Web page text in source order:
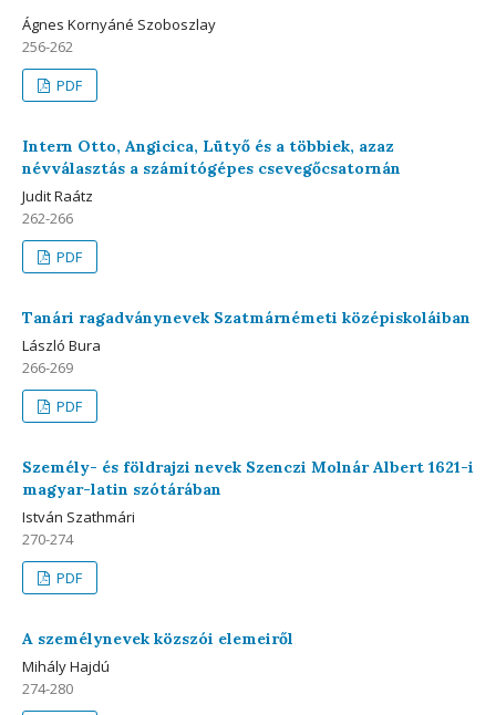
Ágnes Kornyáné Szoboszlay
256-262
PDF
Intern Otto, Angicica, Lütyő és a többiek, azaz
névválasztás a számítógépes csevegőcsatornán
Judit Raátz
262-266
PDF
Tanári ragadványnevek Szatmárnémeti középiskoláiban
László Bura
266-269
PDF
Személy- és földrajzi nevek Szenczi Molnár Albert 1621-i
magyar-latin szótárában
István Szathmári
270-274
PDF
A személynevek közszói elemeiről
Mihály Hajdú
274-280